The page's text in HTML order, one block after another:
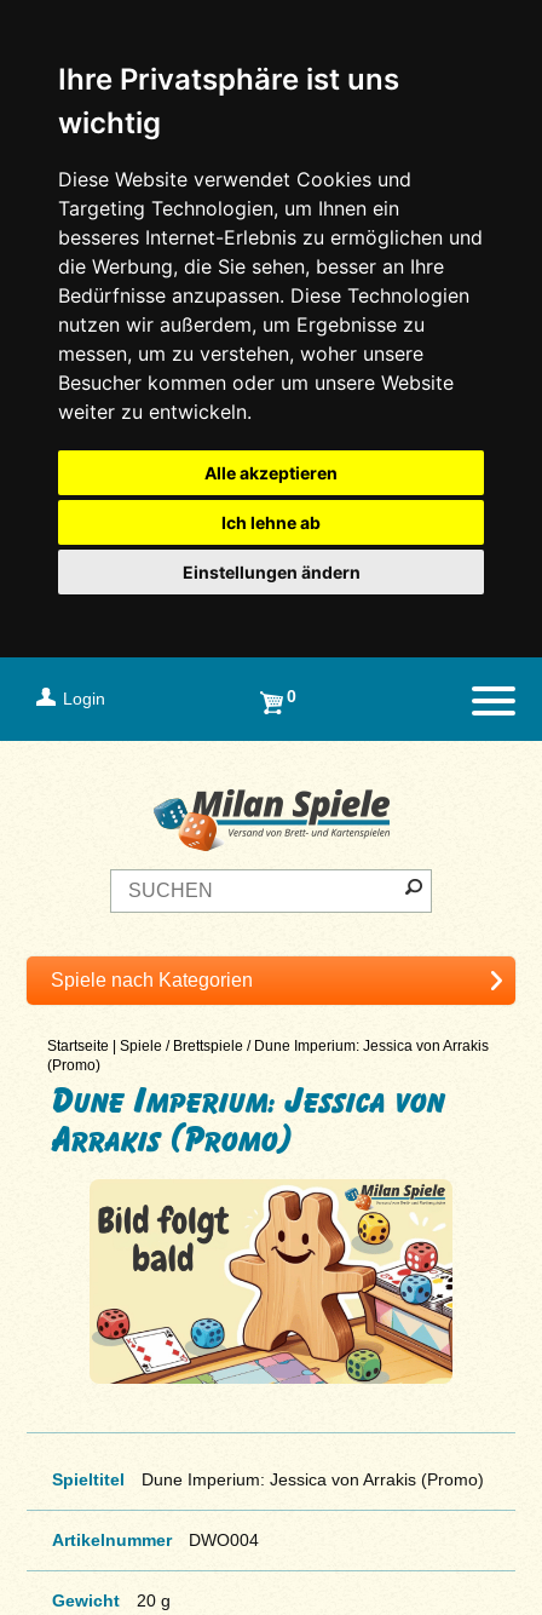
Ihre Privatsphäre ist uns
wichtig
Diese Website verwendet Cookies und
Targeting Technologien, um Ihnen ein
besseres Internet-Erlebnis zu ermöglichen und
die Werbung, die Sie sehen, besser an Ihre
Bedürfnisse anzupassen. Diese Technologien
nutzen wir außerdem, um Ergebnisse zu
messen, um zu verstehen, woher unsere
Besucher kommen oder um unsere Website
weiter zu entwickeln.
Alle akzeptieren
Ich lehne ab
Einstellungen ändern
Login 0
Startseite |Spiele / Brettspiele / Dune Imperium: Jessica von Arrakis
(Promo)
Dune Imperium: Jessica von
Arrakis (Promo)
Spieltitel Dune Imperium: Jessica von Arrakis (Promo)
Artikelnummer DWO004
Gewicht 20 g